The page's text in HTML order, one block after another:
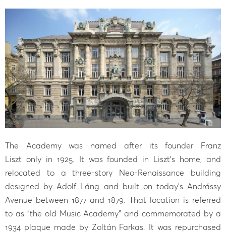
The Academy was named after its founder Franz
Liszt only in 1925. It was founded in Liszt's home, and
relocated to a three-story Neo-Renaissance building
designed by Adolf Láng and built on today's Andrássy
Avenue between 1877 and 1879. That location is referred
to as "the old Music Academy" and commemorated by a
1934 plaque made by Zoltán Farkas. It was repurchased